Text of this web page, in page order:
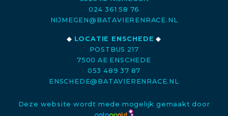
024 361 58 76
NIJMEGEN@BATAVIERENRACE.NL
◆ LOCATIE ENSCHEDE ◆
POSTBUS 217
7500 AE ENSCHEDE
053 489 37 87
ENSCHEDE@BATAVIERENRACE.NL
Deze website wordt mede mogelijk gemaakt door